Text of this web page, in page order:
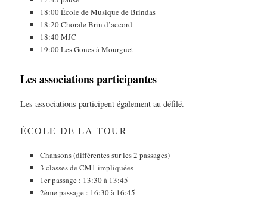
18:00 École de Musique de Brindas
18:20 Chorale Brin d’accord
18:40 MJC
19:00 Les Gones à Mourguet
Les associations participantes
Les associations participent également au défilé.
ÉCOLE DE LA TOUR
Chansons (différentes sur les 2 passages)
3 classes de CM1 impliquées
1er passage : 13:30 à 13:45
2ème passage : 16:30 à 16:45